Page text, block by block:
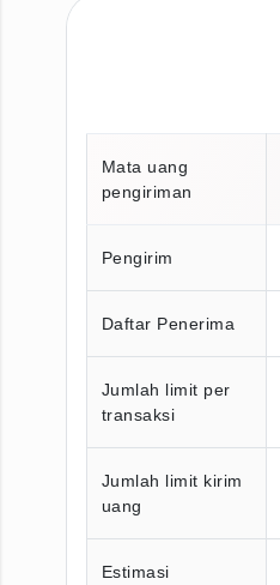
Mata uang
pengiriman
Pengirim
Daftar Penerima
Jumlah limit per
transaksi
Jumlah limit kirim
uang
Estimasi